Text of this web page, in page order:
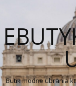
Butik modne ubrania